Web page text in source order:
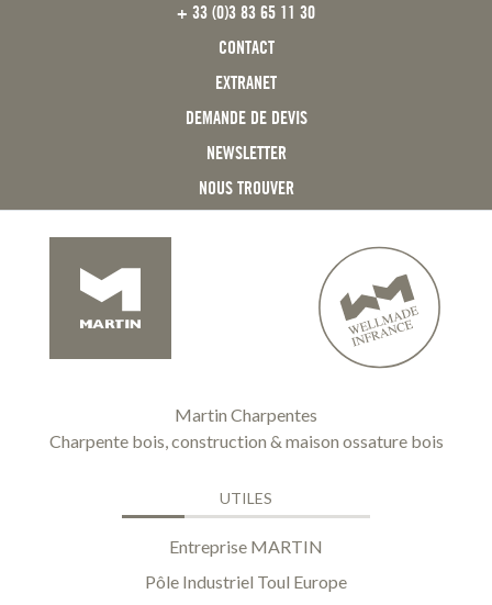
+ 33 (0)3 83 65 11 30
CONTACT
EXTRANET
DEMANDE DE DEVIS
NEWSLETTER
NOUS TROUVER
Martin Charpentes
Charpente bois, construction & maison ossature bois
UTILES
Entreprise MARTIN
Pôle Industriel Toul Europe